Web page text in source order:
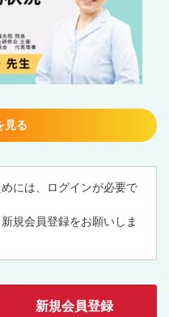
見る
には、ログインが必要で
規会員登録をお願いしま
新規会員登録